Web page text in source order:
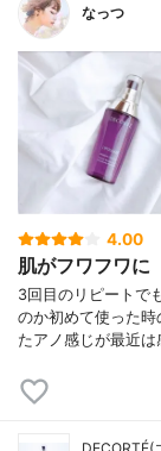
なっつ
4.00
肌がフワフワに
3回目のリピートで
のか初めて使った
たアノ感じが最近